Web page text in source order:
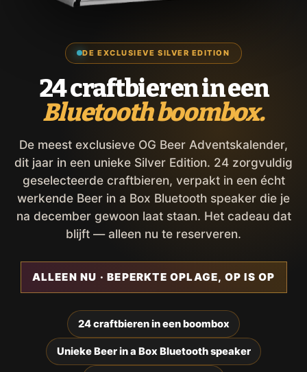
DE EXCLUSIEVE SILVER EDITION
24 craftbieren in een
Bluetooth boombox.
De meest exclusieve OG Beer Adventskalender,
dit jaar in een unieke Silver Edition. 24 zorgvuldig
geselecteerde craftbieren, verpakt in een écht
werkende Beer in a Box Bluetooth speaker die je
na december gewoon laat staan. Het cadeau dat
blijft — alleen nu te reserveren.
ALLEEN NU · BEPERKTE OPLAGE, OP IS OP
24 craftbieren in een boombox
Unieke Beer in a Box Bluetooth speaker